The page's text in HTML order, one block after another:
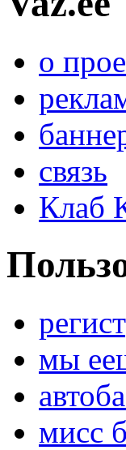
о
связь
Клаб
мы
мисс